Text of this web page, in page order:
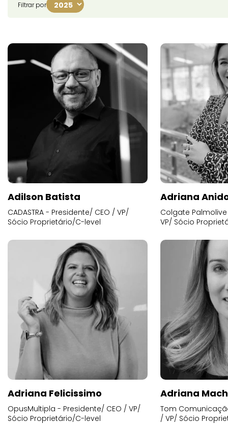
Filtrar por
Adilson Batista
CADASTRA - Presidente/ CEO / VP/
Sócio Proprietário/C-level
Adriana
Colgate
VP/ Sócio
Adriana Felicissimo
OpusMultipla - Presidente/ CEO / VP/
Sócio Proprietário/C-level
Adriana
Tom
/ VP/ Sócio